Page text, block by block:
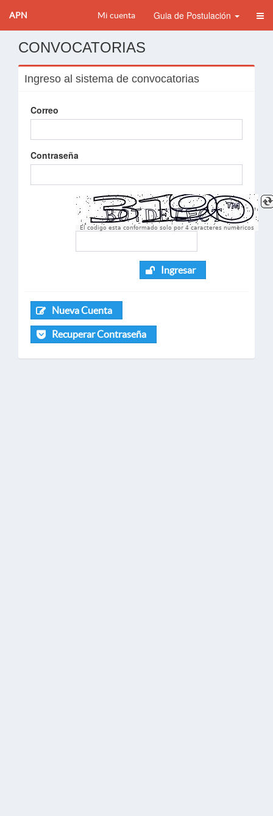
APN Mi cuenta Guia de Postulación
CONVOCATORIAS
Ingreso al sistema de convocatorias
Correo
Contraseña
El codigo esta conformado solo por 4 caracteres numèricos
Ingresar
Nueva Cuenta
Recuperar Contraseña